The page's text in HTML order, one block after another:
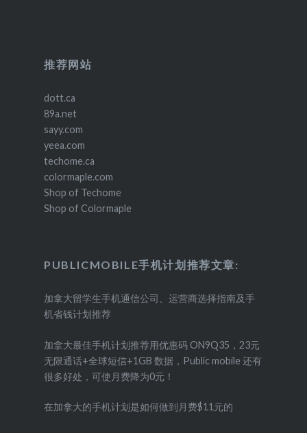
推荐网站
dott.ca
89a.net
sayy.com
yeea.com
techome.ca
colormaple.com
Shop of Techome
Shop of Colormaple
PUBLICMOBILE手机计划推荐文章:
加拿大留学生手机通信公司、运营商选择指南及手
机省钱计划推荐
加拿大最佳手机计划推荐用优惠码 ON9Q35，23元
无限通话+全球短信+1GB 数据，Public mobile 还有
很多好处，可使月费降为0元！
在加拿大的手机计划是如何做到月费$11元的